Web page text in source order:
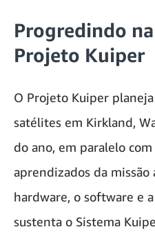
Progredindo
Projeto Kuiper
O Projeto Kuiper
satélites em Kirkland,
do ano, em paralelo
aprendizados da
hardware, o software e
sustenta o Sistema